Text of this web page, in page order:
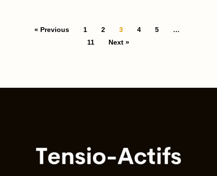
« Previous 1 2 3 4 5
…
11
Next »